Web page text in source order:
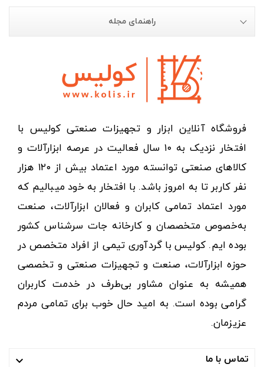
راهنمای مجله
فروشگاه آنلاین ابزار و تجهیزات صنعتی کولیس با
افتخار نزدیک به ۱۰ سال فعالیت در عرصه ابزارآلات و
کالاهای صنعتی توانسته مورد اعتماد بیش از ۱۲۰ هزار
نفر کاربر تا به امروز باشد. با افتخار به خود میبالیم که
مورد اعتماد تمامی کابران و فعالان ابزارآلات، صنعت
به‌خصوص متخصصان و کارخانه جات سرشناس کشور
بوده ایم. کولیس با گردآوری تیمی از افراد متخصص در
حوزه ابزارآلات، صنعت و تجهیزات صنعتی و تخصصی
همیشه به عنوان مشاور بی‌طرف در خدمت کاربران
گرامی بوده است. به امید حال خوب برای تمامی مردم
عزیزمان.
تماس با ما 